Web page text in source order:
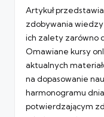
Artykuł
zdobywania wiedzy
ich zalety zarówno
Omawiane kursy
aktualnych
na dopasowanie
harmonogramu
potwierdzającym